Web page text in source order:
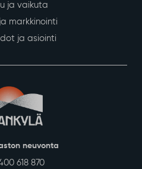
ja vaikuta
markkinointi
ja asiointi
neuvonta
618 870